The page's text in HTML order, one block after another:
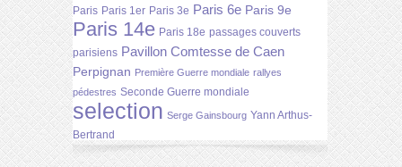
Paris Paris 1er Paris 3e Paris 6e Paris 9e
Paris 14e Paris 18e passages couverts
parisiens Pavillon Comtesse de Caen
Perpignan Première Guerre mondiale rallyes
pédestres Seconde Guerre mondiale
selection Serge Gainsbourg Yann Arthus-
Bertrand